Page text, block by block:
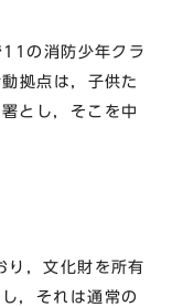
の消防少年クラ
拠点は，子供た
とし，そこを中
，文化財を所有
，それは通常の